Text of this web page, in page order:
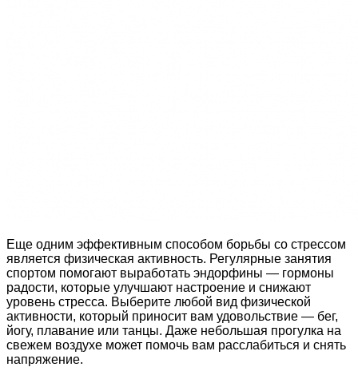
Еще одним эффективным способом борьбы со стрессом
является физическая активность. Регулярные занятия
спортом помогают выработать эндорфины — гормоны
радости, которые улучшают настроение и снижают
уровень стресса. Выберите любой вид физической
активности, который приносит вам удовольствие — бег,
йогу, плавание или танцы. Даже небольшая прогулка на
свежем воздухе может помочь вам расслабиться и снять
напряжение.